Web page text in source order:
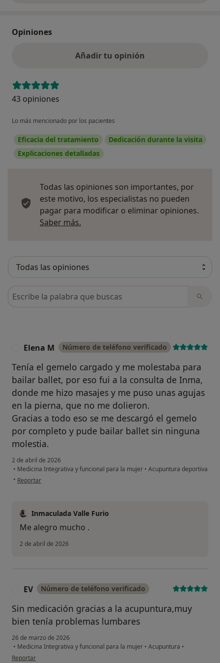
Opiniones
Añadir tu opinión
43 opiniones
Lo más mencionado por los pacientes
Eficacia del tratamiento
Dedicación durante la visita
Explicaciones detalladas
Todas las opiniones son importantes, por
este motivo, los especialistas no pueden
pagar para modificar o eliminar opiniones.
Saber más.
Busca en opiniones
Elena M Número de teléfono verificado
Tenía el gemelo cargado y me molestaba para
bailar ballet, por eso fui a la consulta de Inma,
donde me hizo masajes y me puso unas agujas
en la pierna, que no me dolieron.
Gracias a todo eso se me descargó el gemelo
por completo y pude bailar ballet sin ninguna
molestia.
2 de abril de 2026
• Medicina Integrativa y funcional para la mujer • Acupuntura deportiva
• en opinión del usuario Elena M
Reportar
Inmaculada Valle Furio
Me alegro mucho .
2 de abril de 2026
EV Número de teléfono verificado
Sin medicación gracias a la acupuntura,muy
bien tenía problemas lumbares
26 de marzo de 2026
• Medicina Integrativa y funcional para la mujer • Acupuntura •
en opinión del usuario EV
Reportar